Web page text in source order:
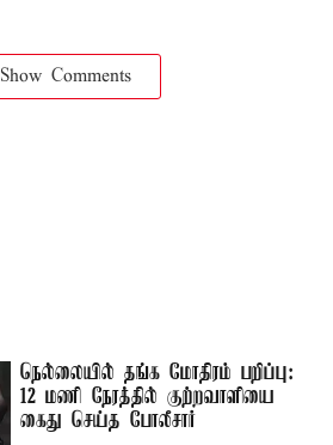
Show Comments
நெல்லையில் தங்க மோதிரம் பறிப்பு:
12 மணி நேரத்தில் குற்றவாளியை
கைது செய்த போலீசார்